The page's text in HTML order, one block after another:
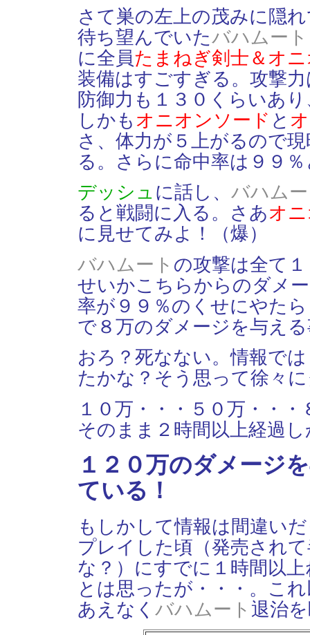
さて巣の左上の茂みに隠
待ち望んでいたバハムート
に全員たまねぎ剣士＆オ
装備はすごすぎる。攻撃
防御力も１３０くらいあ
しかも オニオンソード と
さ、体力が５上がるので
る。さらに命中率は９９
デッシュ に話し、 バハム
ると戦闘に入る。さあオ
に見せてみよ！（爆）
バハムート の攻撃は全て
せいかこちらからのダメ
率が９９％のくせにやた
で８万のダメージを与え
おろ？死なない。情報で
たかな？そう思って徐々
１０万・・・５０万・・
そのまま２時間以上経過
１２０万のダメージ
ている！
もしかして情報は間違い
プレイした頃（発売され
な？）にすでに１時間以
とは思ったが・・・。こ
あえなく バハムート 退治